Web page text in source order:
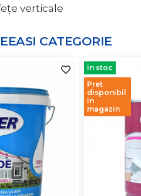
verticale
CATEGORIE
in stoc
Pret
disponibil
in
magazin